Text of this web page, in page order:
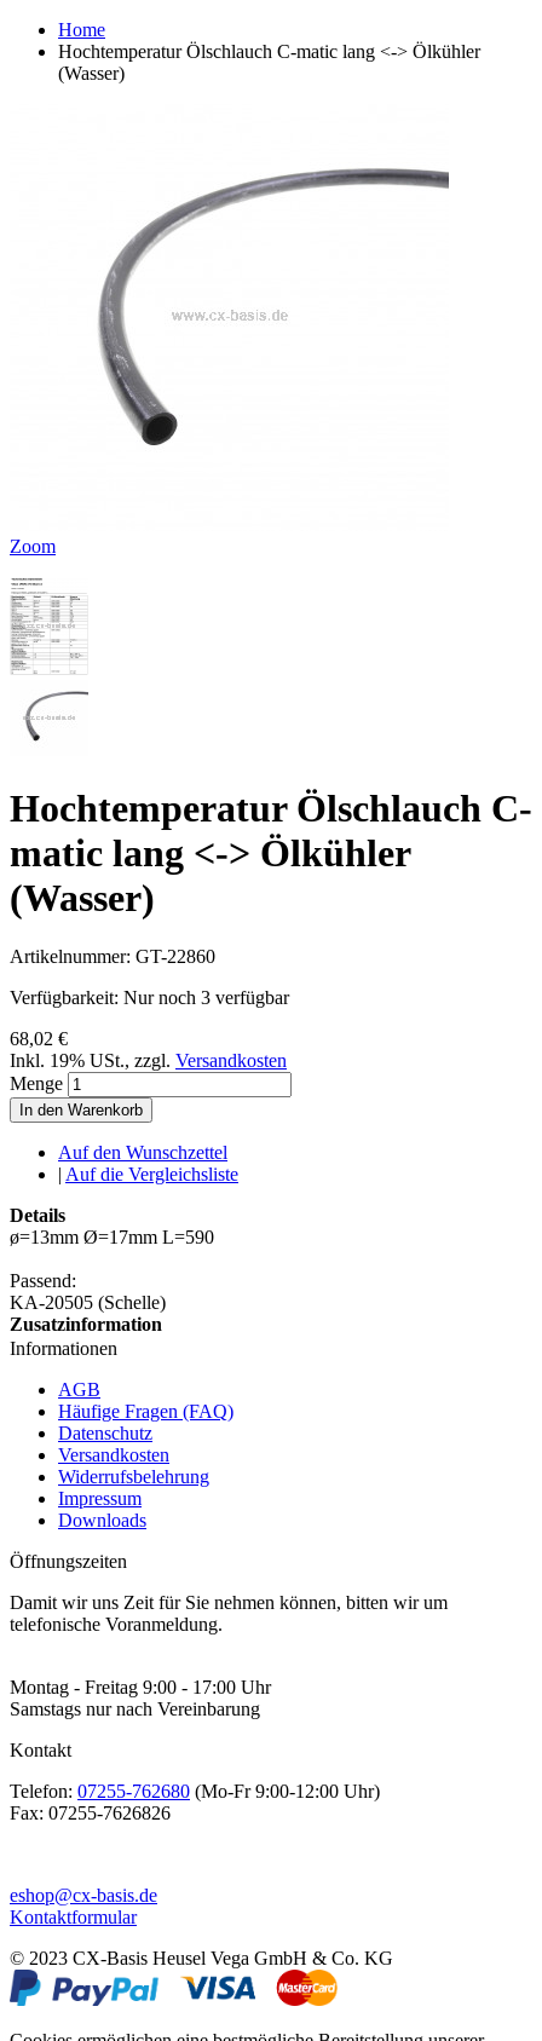
Home
Hochtemperatur Ölschlauch C-matic lang <-> Ölkühler
(Wasser)
Zoom
Hochtemperatur Ölschlauch C-
matic lang <-> Ölkühler
(Wasser)
Artikelnummer: GT-22860
Verfügbarkeit: Nur noch 3 verfügbar
68,02 €
Inkl. 19% USt., zzgl. Versandkosten
Menge
In den Warenkorb
Auf den Wunschzettel
| Auf die Vergleichsliste
Details
ø=13mm Ø=17mm L=590
Passend:
KA-20505 (Schelle)
Zusatzinformation
Informationen
AGB
Häufige Fragen (FAQ)
Datenschutz
Versandkosten
Widerrufsbelehrung
Impressum
Downloads
Öffnungszeiten
Damit wir uns Zeit für Sie nehmen können, bitten wir um
telefonische Voranmeldung.
Montag - Freitag 9:00 - 17:00 Uhr
Samstags nur nach Vereinbarung
Kontakt
Telefon: 07255-762680 (Mo-Fr 9:00-12:00 Uhr)
Fax: 07255-7626826
eshop@cx-basis.de
Kontaktformular
© 2023 CX-Basis Heusel Vega GmbH & Co. KG